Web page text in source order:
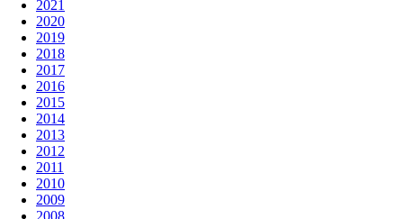
2021
2020
2019
2018
2017
2016
2015
2014
2013
2012
2011
2010
2009
2008